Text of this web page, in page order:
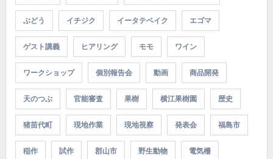
ぶどう イチジク イータテベイク エゴマ
ゲスト講義 ヒアリング モモ ワイン
ワークショップ 個別報告会 動画 商品開発
天のつぶ 官能審査 果樹 横江果樹園 歴史
猪苗代町 現地作業 現地視察 発表会 福島市
稲作 試作 郡山市 野生動物 電気柵